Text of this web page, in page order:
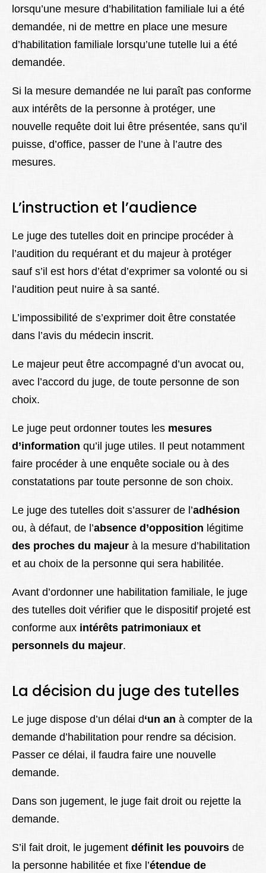
lorsqu’une mesure d’habilitation familiale lui a été
demandée, ni de mettre en place une mesure
d’habilitation familiale lorsqu’une tutelle lui a été
demandée.
Si la mesure demandée ne lui paraît pas conforme
aux intérêts de la personne à protéger, une
nouvelle requête doit lui être présentée, sans qu’il
puisse, d’office, passer de l’une à l’autre des
mesures.
L’instruction et l’audience
Le juge des tutelles doit en principe procéder à
l’audition du requérant et du majeur à protéger
sauf s’il est hors d’état d’exprimer sa volonté ou si
l’audition peut nuire à sa santé.
L’impossibilité de s’exprimer doit être constatée
dans l’avis du médecin inscrit.
Le majeur peut être accompagné d’un avocat ou,
avec l’accord du juge, de toute personne de son
choix.
Le juge peut ordonner toutes les mesures
d’information qu’il juge utiles. Il peut notamment
faire procéder à une enquête sociale ou à des
constatations par toute personne de son choix.
Le juge des tutelles doit s’assurer de l’adhésion
ou, à défaut, de l’absence d’opposition légitime
des proches du majeur à la mesure d’habilitation
et au choix de la personne qui sera habilitée.
Avant d’ordonner une habilitation familiale, le juge
des tutelles doit vérifier que le dispositif projeté est
conforme aux intérêts patrimoniaux et
personnels du majeur.
La décision du juge des tutelles
Le juge dispose d’un délai d‘un an à compter de la
demande d’habilitation pour rendre sa décision.
Passer ce délai, il faudra faire une nouvelle
demande.
Dans son jugement, le juge fait droit ou rejette la
demande.
S’il fait droit, le jugement définit les pouvoirs de
la personne habilitée et fixe l’étendue de